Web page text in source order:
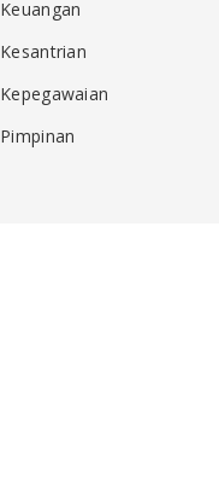
Keuangan
Kesantrian
Kepegawaian
Pimpinan